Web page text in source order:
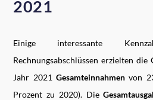
2021
Einige interessante
Rechnungsabschlüssen erzielten
Jahr 2021Gesamteinnahmen von
Prozent zu 2020). Die